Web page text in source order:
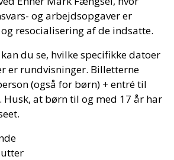
og arbejdsopgaver er
resocialisering af de indsatte.
kan du se, hvilke specifikke datoer
er rundvisninger. Billetterne
(også for børn) + entré til
Husk, at børn til og med 17 år har